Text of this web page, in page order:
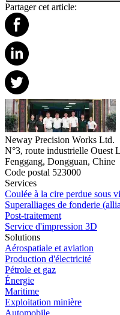
Partager cet article:
Neway Precision Works Ltd.
N°3, route industrielle Ouest
Fenggang, Dongguan, Chine
Code postal 523000
Services
Coulée à la cire perdue sous
Superalliages de fonderie
Post-traitement
Service d'impression 3D
Solutions
Aérospatiale et aviation
Production d'électricité
Pétrole et gaz
Énergie
Maritime
Exploitation minière
Automobile